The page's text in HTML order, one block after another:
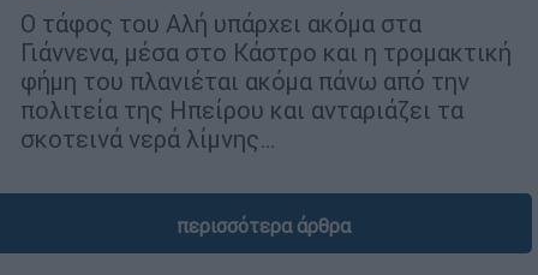
Ο τάφος του Αλή υπάρχει ακόμα στα
Γιάννενα, μέσα στο Κάστρο και η τρομακτική
φήμη του πλανιέται ακόμα πάνω από την
πολιτεία της Ηπείρου και ανταριάζει τα
σκοτεινά νερά λίμνης…
περισσότερα άρθρα